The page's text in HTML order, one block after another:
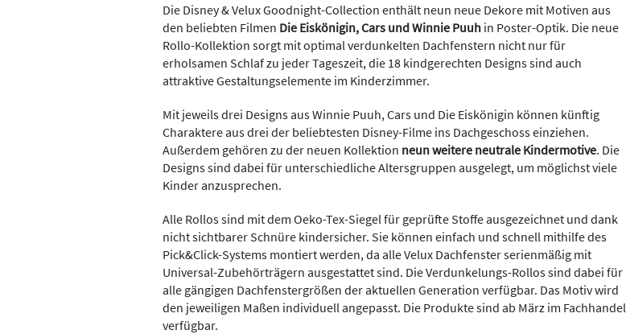
Die Disney & Velux Goodnight-Collection enthält neun neue Dekore mit Motiven aus
den beliebten Filmen Die Eiskönigin, Cars und Winnie Puuh in Poster-Optik. Die neue
Rollo-Kollektion sorgt mit optimal verdunkelten Dachfenstern nicht nur für
erholsamen Schlaf zu jeder Tageszeit, die 18 kindgerechten Designs sind auch
attraktive Gestaltungselemente im Kinderzimmer.
Mit jeweils drei Designs aus Winnie Puuh, Cars und Die Eiskönigin können künftig
Charaktere aus drei der beliebtesten Disney-Filme ins Dachgeschoss einziehen.
Außerdem gehören zu der neuen Kollektion neun weitere neutrale Kindermotive. Die
Designs sind dabei für unterschiedliche Altersgruppen ausgelegt, um möglichst viele
Kinder anzusprechen.
Alle Rollos sind mit dem Oeko-Tex-Siegel für geprüfte Stoffe ausgezeichnet und dank
nicht sichtbarer Schnüre kindersicher. Sie können einfach und schnell mithilfe des
Pick&Click-Systems montiert werden, da alle Velux Dachfenster serienmäßig mit
Universal-Zubehörträgern ausgestattet sind. Die Verdunkelungs-Rollos sind dabei für
alle gängigen Dachfenstergrößen der aktuellen Generation verfügbar. Das Motiv wird
den jeweiligen Maßen individuell angepasst. Die Produkte sind ab März im Fachhandel
verfügbar.